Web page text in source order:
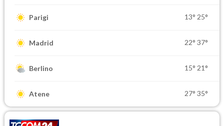
Parigi 13° 25°
Madrid 22° 37°
Berlino 15° 21°
Atene 27° 35°